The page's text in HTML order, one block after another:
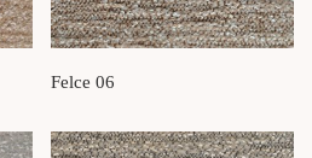
Felce 06